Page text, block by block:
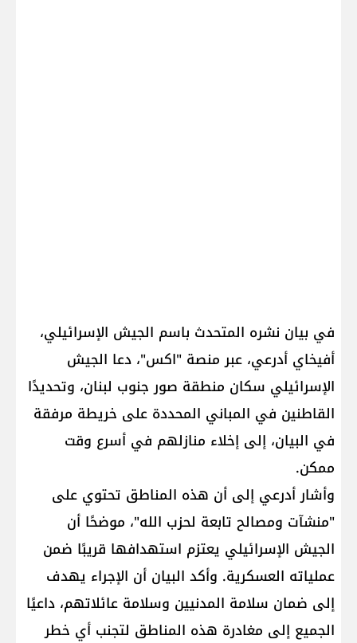
في بيان نشره المتحدث باسم الجيش الإسرائيلي،
أفيخاي أدرعي، عبر منصة "اكس"، دعا الجيش
الإسرائيلي سكان منطقة صور جنوب لبنان، وتحديدًا
القاطنين في المباني المحددة على خريطة مرفقة
في البيان، إلى إخلاء منازلهم في أسرع وقت
ممكن.
وأشار أدرعي إلى أن هذه المناطق تحتوي على
"منشآت ومصالح تابعة لحزب الله"، موضحًا أن
الجيش الإسرائيلي يعتزم استهدافها قريبًا ضمن
عملياته العسكرية. وأكد البيان أن الإجراء يهدف
إلى ضمان سلامة المدنيين وسلامة عائلاتهم، داعيًا
الجميع إلى مغادرة هذه المناطق لتجنب أي خطر